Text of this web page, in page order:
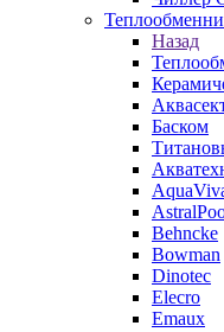
Назад
Баском
Behncke
Bowman
Dinotec
Elecro
Emaux